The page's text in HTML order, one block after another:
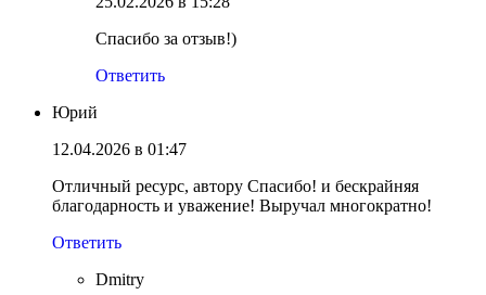
Спасибо за отзыв!)
Ответить
Юрий
12.04.2026 в 01:47
Отличный ресурс, автору Спасибо! и бескрайняя
благодарность и уважение! Выручал многократно!
Ответить
Dmitry